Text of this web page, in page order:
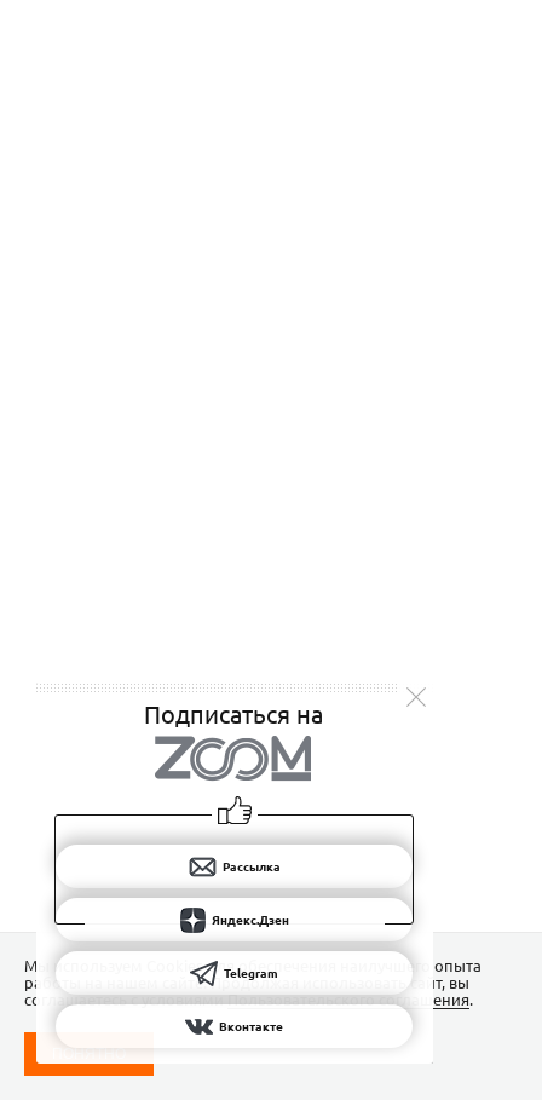
Подписаться на
Рассылка
Яндекс.Дзен
Telegram
Вконтакте
Мы используем Сookies для обеспечения наилучшего опыта
работы на нашем сайте. Продолжая использовать сайт, вы
соглашаетесь с условиямиПользовательского соглашения.
ПОНЯТНО